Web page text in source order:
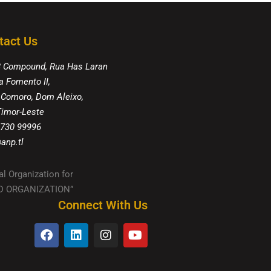
Us
Compound, Rua Has Laran
Fomento II,
Dom Aleixo,
Leste
99996
Organization for
Connect With Us